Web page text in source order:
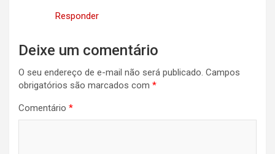
Responder
Deixe um comentário
O seu endereço de e-mail não será publicado. Campos
obrigatórios são marcados com *
Comentário *